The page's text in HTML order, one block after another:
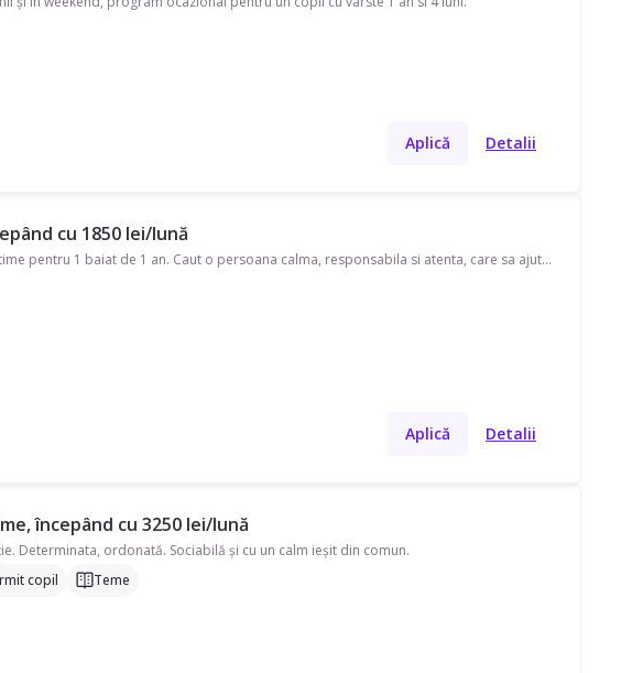
Aplică Detalii
cu 1850 lei/lună
Caut o bonă in Visan. Disponibilă în timpul săptămânii, program part-time pentru 1 baiat de 1 an. Caut o persoana calma, responsabila si atenta, care sa ajute la supravegherea copilului si la diverse activitati de dezvoltare. Avem nevoie de ajutor și cu strâns după copil, prepararea mâncării, treburile casei. Este disponibil si transport in comun, autobuzul 203 Podul Ros - Visan apoi 204 Visan - Pietraria
Aplică Detalii
începând cu 3250 lei/lună
Determinata, ordonată. Sociabilă și cu un calm ieșit din comun.
copil
Teme